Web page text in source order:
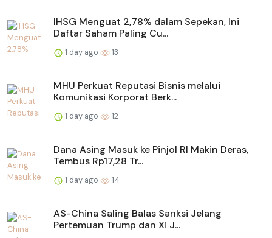
IHSG Menguat 2,78% dalam Sepekan, Ini
Daftar Saham Paling Cu...
1 day ago 13
MHU Perkuat Reputasi Bisnis melalui
Komunikasi Korporat Berk...
1 day ago 12
Dana Asing Masuk ke Pinjol RI Makin Deras,
Tembus Rp17,28 Tr...
1 day ago 14
AS-China Saling Balas Sanksi Jelang
Pertemuan Trump dan Xi J...